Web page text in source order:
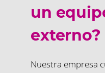
un
externo?
Nuestra empresa